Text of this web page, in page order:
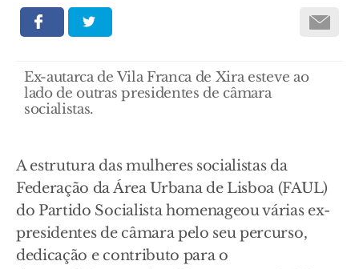
Ex-autarca de Vila Franca de Xira esteve ao
lado de outras presidentes de câmara
socialistas.
A estrutura das mulheres socialistas da
Federação da Área Urbana de Lisboa (FAUL)
do Partido Socialista homenageou várias ex-
presidentes de câmara pelo seu percurso,
dedicação e contributo para o